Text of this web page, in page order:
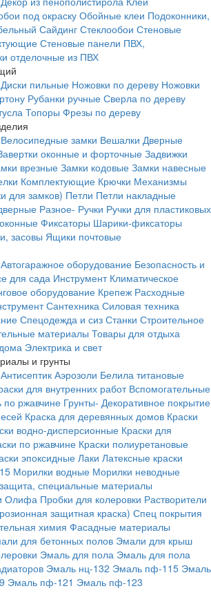
под окраску Обойные клеи Подоконники,
Сайдинг Стеклообои Стеновые
Стеновые панели ПВХ,
отделочные из ПВХ
Диски пильные Ножовки по дереву Ножовки
Рубанки ручные Сверла по дереву
Топоры Фрезы по дереву
Велосипедные замки Вешалки Дверные
оконные и форточные Задвижки
врезныеЗамки кодовые Замки навесные
Комплектующие Крючки Механизмы
для замков) Петли Петли накладные
Разное- Ручки Ручки для пластиковых
Фиксаторы Шарики-фиксаторы
засовы Ящики почтовые
Автогаражное оборудование Безопасность и
для сада Инструмент Климатическое
оборудование Крепеж Расходные
Сантехника Силовая техника
Спецодежда и сиз Станки Строительное
материалы Товары для отдыха
Электрика и свет
и грунты
Антисептик Аэрозоли Белила титановые
для внутренних работ Вспомогательные
по ржавчине Грунты- Декоративное покрытие
Краска для деревянных домов Краски
водно-дисперсионные Краски для
по ржавчине Краски полиуретановые
эпоксидные Лаки Латексные краски
Морилки водные Морилки неводные
специальные материалы
Олифа Пробки для колеровки Растворители
защитная краска) Спец покрытия
химия Фасадные материалы
для бетонных полов Эмали для крыш
Эмаль для пола Эмаль для пола
Эмаль нц-132 Эмаль пф-115 Эмаль
Эмаль пф-121 Эмаль пф-123